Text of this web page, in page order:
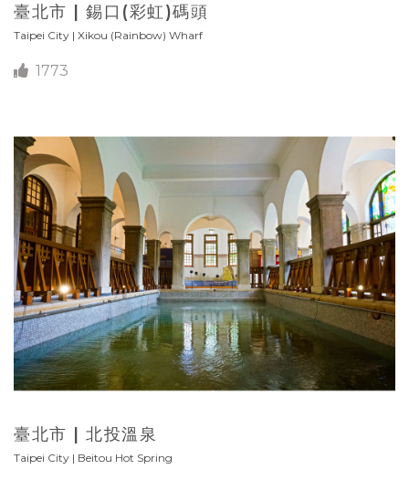
臺北市 | 錫口(彩虹)碼頭
Taipei City | Xikou (Rainbow) Wharf
1773
臺北市 | 北投溫泉
Taipei City | Beitou Hot Spring